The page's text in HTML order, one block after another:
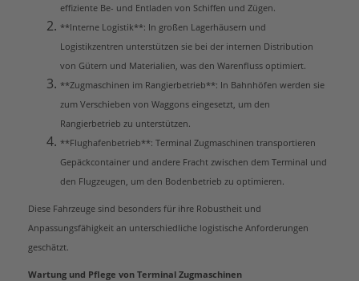
effiziente Be- und Entladen von Schiffen und Zügen.
**Interne Logistik**: In großen Lagerhäusern und
Logistikzentren unterstützen sie bei der internen Distribution
von Gütern und Materialien, was den Warenfluss optimiert.
**Zugmaschinen im Rangierbetrieb**: In Bahnhöfen werden sie
zum Verschieben von Waggons eingesetzt, um den
Rangierbetrieb zu unterstützen.
**Flughafenbetrieb**: Terminal Zugmaschinen transportieren
Gepäckcontainer und andere Fracht zwischen dem Terminal und
den Flugzeugen, um den Bodenbetrieb zu optimieren.
Diese Fahrzeuge sind besonders für ihre Robustheit und
Anpassungsfähigkeit an unterschiedliche logistische Anforderungen
geschätzt.
Wartung und Pflege von Terminal Zugmaschinen